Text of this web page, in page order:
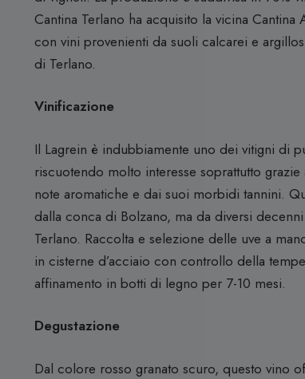
Cantina Terlano ha acquisito la vicina
con vini provenienti da suoli calcarei e
di Terlano.
Vinificazione
Il Lagrein è indubbiamente uno dei vitigni di
riscuotendo molto interesse soprattutto
note aromatiche e dai suoi morbidi tannini.
dalla conca di Bolzano, ma da diversi
Terlano. Raccolta e selezione delle uve a
in cisterne d’acciaio con controllo della
affinamento in botti di legno per 7-10 mesi.
Degustazione
Dal colore rosso granato scuro, questo vino